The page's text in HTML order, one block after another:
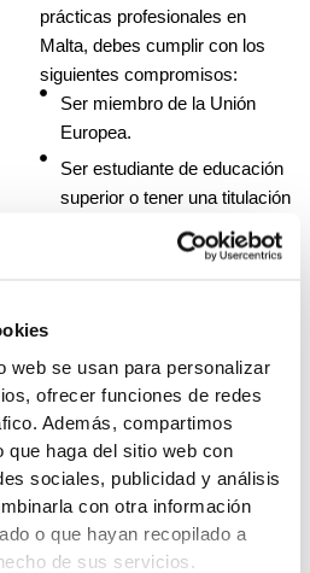
web se usan para personalizar
ofrecer funciones de redes
Además, compartimos
que haga del sitio web con
sociales, publicidad y análisis
con otra información
o que hayan recopilado a
de sus servicios.
prácticas profesionales en
Malta, debes cumplir con los
siguientes compromisos:
Ser miembro de la Unión
Europea.
Ser estudiante de educación
superior o tener una titulación
Nivel de inglés intermedio,
inglés en Malta antes de
comenzar las prácticas.